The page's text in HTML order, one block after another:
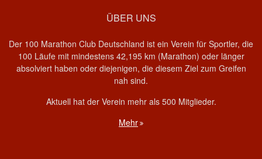
ÜBER UNS
Der 100 Marathon Club Deutschland ist ein Verein für Sportler, die
100 Läufe mit mindestens 42,195 km (Marathon) oder länger
absolviert haben oder diejenigen, die diesem Ziel zum Greifen
nah sind.
Aktuell hat der Verein mehr als 500 Mitglieder.
Mehr